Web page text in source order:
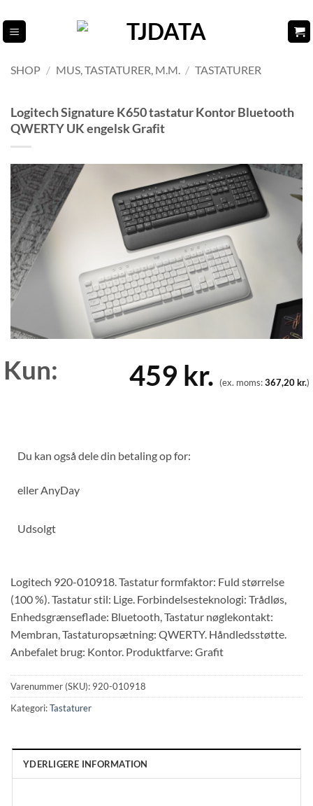
til
indhold
SHOP / MUS, TASTATURER, M.M. / TASTATURER
Logitech Signature K650 tastatur Kontor Bluetooth
QWERTY UK engelsk Grafit
Kun: 459 kr. (ex. moms:367,20kr.)
Du kan også dele din betaling op for:
ellerAnyDay
Udsolgt
Logitech 920-010918. Tastatur formfaktor: Fuld størrelse
(100 %). Tastatur stil: Lige. Forbindelsesteknologi: Trådløs,
Enhedsgrænseflade: Bluetooth, Tastatur nøglekontakt:
Membran, Tastaturopsætning: QWERTY. Håndledsstøtte.
Anbefalet brug: Kontor. Produktfarve: Grafit
Varenummer (SKU): 920-010918
Kategori:Tastaturer
YDERLIGERE INFORMATION